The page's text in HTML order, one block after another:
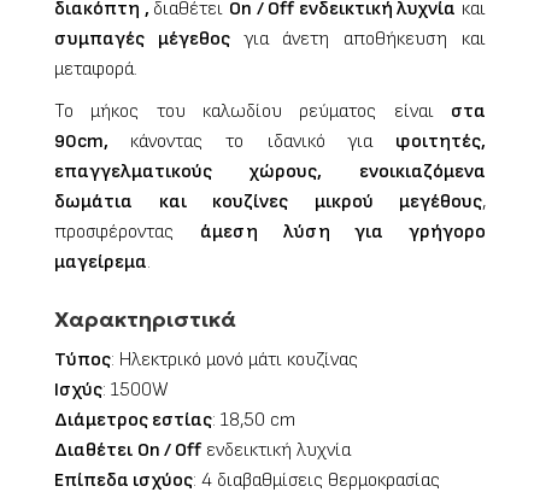
διακόπτη , διαθέτει On / Off ενδεικτική λυχνία και
συμπαγές μέγεθοςγια άνετη αποθήκευση και
μεταφορά.
Το μήκος του καλωδίου ρεύματος είναι στα
90cm, κάνοντας το ιδανικό για φοιτητές,
επαγγελματικούς χώρους, ενοικιαζόμενα
δωμάτια και κουζίνες μικρού μεγέθους,
προσφέροντας άμεση λύση για γρήγορο
μαγείρεμα.
Χαρακτηριστικά
Τύπος: Ηλεκτρικό μονό μάτι κουζίνας
Ισχύς: 1500W
Διάμετρος εστίας: 18,50 cm
Διαθέτει On / Off ενδεικτική λυχνία
Επίπεδα ισχύος: 4 διαβαθμίσεις θερμοκρασίας